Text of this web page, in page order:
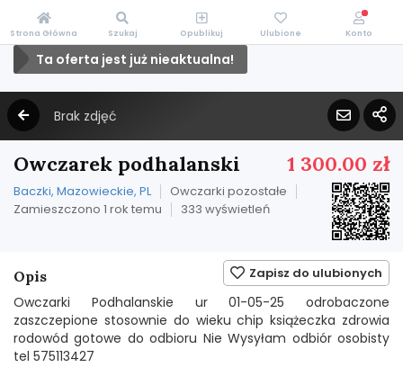
Ta oferta jest już nieaktualna!
Brak zdjęć
1 300.00 zł
Owczarek podhalanski
Baczki, Mazowieckie, PL
Owczarki pozostałe
Zamieszczono 1 rok temu
333 wyświetleń
Zapisz do ulubionych
Opis
Owczarki Podhalanskie ur 01-05-25 odrobaczone
zaszczepione stosownie do wieku chip książeczka zdrowia
rodowód gotowe do odbioru Nie Wysyłam odbiór osobisty
tel 575113427
Strona Główna Szukaj Opublikuj Ulubione Konto